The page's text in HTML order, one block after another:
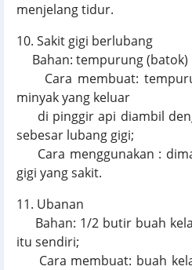
menjelang tidur.
10. Sakit gigi berlubang
Bahan: tempurung (batok)
Cara membuat:
minyak yang keluar
di pinggir api diambil
sebesar lubang gigi;
Cara menggunakan :
gigi yang sakit.
11. Ubanan
Bahan: 1/2 butir buah
itu sendiri;
Cara membuat: buah